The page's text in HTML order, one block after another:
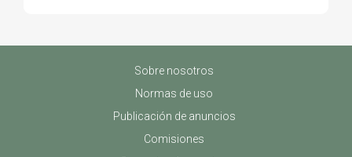
Sobre nosotros
Normas de uso
Publicación de anuncios
Comisiones